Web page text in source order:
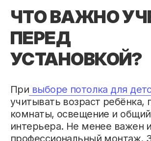
Портфолио
Рассрочка
Узнать цену
Отзывы
Блог
Контакты
Глянцевые
Сатиновые
Тканевые
Теневые
Потолки в ванной
Потолки в гостиной
Потолки в детской
Потолки в коридор